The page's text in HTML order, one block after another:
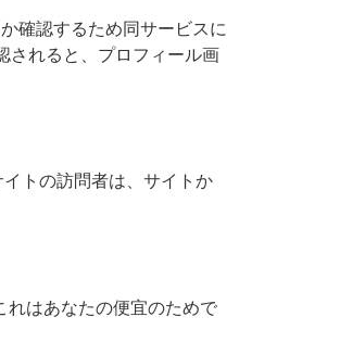
確認するため同サービスに
れると、プロフィール画
トの訪問者は、サイトか
はあなたの便宜のためで